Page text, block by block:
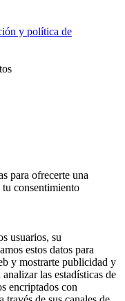
y política de
para ofrecerte una
consentimiento
usuarios, su
estos datos para
y mostrarte publicidad y
las estadísticas de
encriptados con